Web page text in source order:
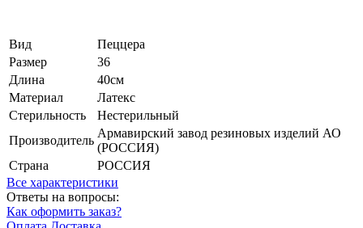
Вид
Пеццера
Размер
36
Длина
40см
Материал
Латекс
Стерильность
Нестерильный
Производитель
Армавирский завод резиновых изделий АО
(РОССИЯ)
Страна
РОССИЯ
Все характеристики
Ответы на вопросы:
Как оформить заказ?